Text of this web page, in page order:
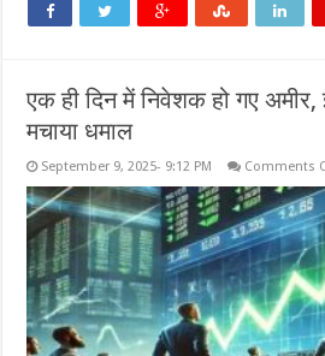
एक ही दिन में निवेशक हो गए अमीर,
मचाया धमाल
September 9, 2025- 9:12 PM Comments